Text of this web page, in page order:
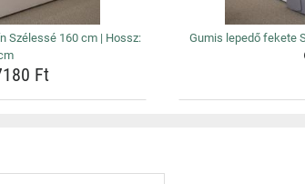
Szélessé 160 cm | Hossz:
Ft
Gumis lepedő fekete